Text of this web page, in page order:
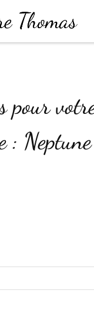
pour
: Neptune